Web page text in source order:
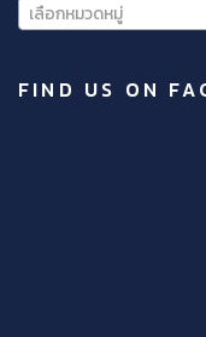
เลือกหมวดหมู่
FIND US ON